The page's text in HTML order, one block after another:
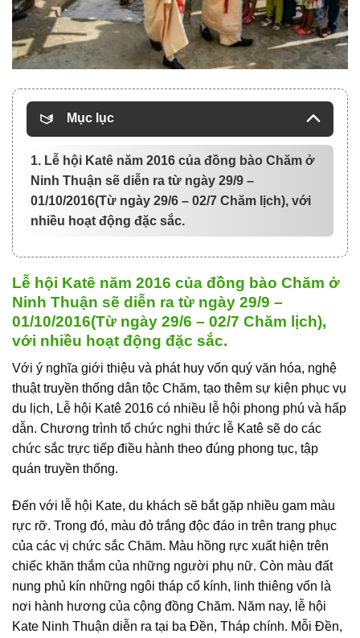
Mục lục
1. Lễ hội Katê năm 2016 của đồng bào Chăm ở
Ninh Thuận sẽ diễn ra từ ngày 29/9 –
01/10/2016(Từ ngày 29/6 – 02/7 Chăm lịch), với
nhiều hoạt động đặc sắc.
Lễ hội Katê năm 2016 của đồng bào Chăm ở
Ninh Thuận sẽ diễn ra từ ngày 29/9 –
01/10/2016(Từ ngày 29/6 – 02/7 Chăm lịch),
với nhiều hoạt động đặc sắc.
Với ý nghĩa giới thiệu và phát huy vốn quý văn hóa, nghệ
thuật truyền thống dân tộc Chăm, tạo thêm sự kiện phục vụ
du lịch, Lễ hội Katê 2016 có nhiều lễ hội phong phú và hấp
dẫn. Chương trình tổ chức nghi thức lễ Katê sẽ do các
chức sắc trực tiếp điều hành theo đúng phong tục, tập
quán truyền thống.
Đến với lễ hội Kate, du khách sẽ bắt gặp nhiều gam màu
rực rỡ. Trong đó, màu đỏ trắng độc đáo in trên trang phục
của các vị chức sắc Chăm. Màu hồng rực xuất hiện trên
chiếc khăn thắm của những người phụ nữ. Còn màu đất
nung phủ kín những ngôi tháp cổ kính, linh thiêng vốn là
nơi hành hương của cộng đồng Chăm. Năm nay, lễ hội
Kate Ninh Thuận diễn ra tại ba Đền, Tháp chính. Mỗi Đền,